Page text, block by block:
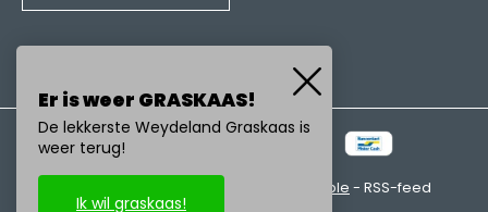
emarkable - RSS-feed
Er is weer GRASKAAS!
De lekkerste Weydeland Graskaas is
weer terug!
Ik wil graskaas!